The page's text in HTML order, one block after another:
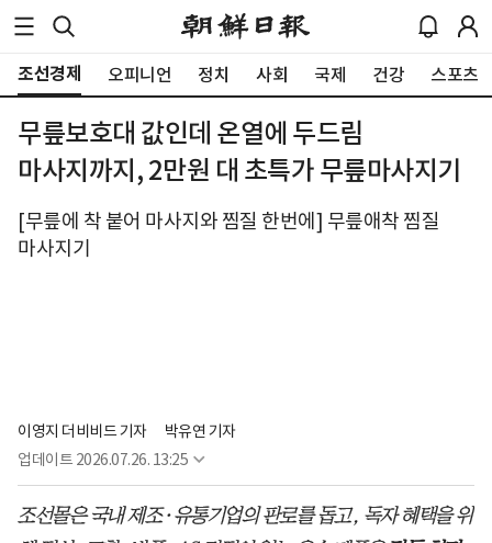
조선경제 오피니언 정치 사회 국제 건강 스포츠
무릎보호대 값인데 온열에 두드림
마사지까지, 2만원 대 초특가 무릎마사지기
[무릎에 착 붙어 마사지와 찜질 한번에] 무릎애착 찜질
마사지기
이영지 더비비드 기자
박유연 기자
업데이트 2026.07.26. 13:25
조선몰은 국내 제조·유통기업의 판로를 돕고, 독자 혜택을 위